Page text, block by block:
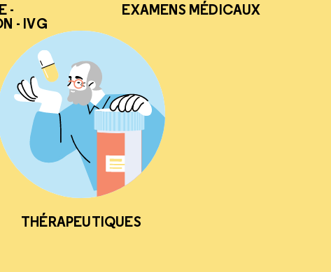
-
- IVG
EXAMENS MÉDICAUX
THÉRAPEUTIQUES